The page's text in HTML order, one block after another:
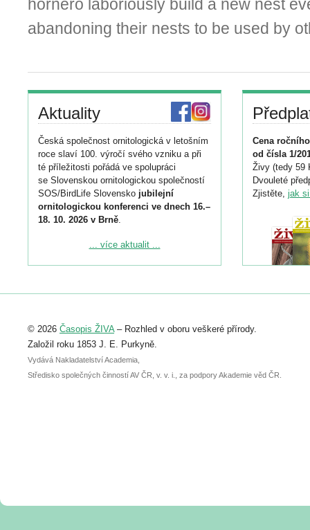
hornero laboriously build a new nest
abandoning their nests to be used by
Aktuality
Česká společnost ornitologická v letošním
roce slaví 100. výročí svého vzniku a při
té příležitosti pořádá ve spolupráci
se Slovenskou ornitologickou společností
SOS/BirdLife Slovensko jubilejní
ornitologickou konferenci ve dnech 16.–
18. 10. 2026 v Brně.
Podrobnější informace ke konferenci
Registrovat se můžete do 6. září.
abstraktu přihlášené přednášky nebo
posteru je už 30. června.
... více aktualit ...
Cena
od čísla 1/
Živy (tedy 59
Dvouleté
Zjistěte, jak
© 2026 Časopis ŽIVA– Rozhled v oboru veškeré přírody.
Založil roku 1853 J. E. Purkyně.
Vydává Nakladatelství Academia,
Středisko společných činností AV ČR, v. v. i., za podpory Akademie věd ČR.